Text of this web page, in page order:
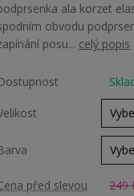
ala korzet
obvodu
posu... celý popis
před slevou
249